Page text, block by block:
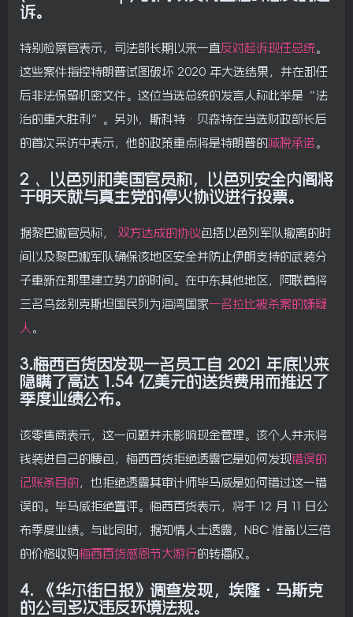
诉。
特别检察官表示，司法部长期以来一直反对起诉现任总统。
这些案件指控特朗普试图破坏 2020 年大选结果，并在卸任
后非法保留机密文件。这位当选总统的发言人称此举是“法
治的重大胜利”。另外，斯科特·贝森特在当选财政部长后
的首次采访中表示，他的政策重点将是特朗普的 减税承诺 。
2 、以色列和美国官员称，以色列安全内阁将
于明天就与真主党的停火协议进行投票。
据黎巴嫩官员称， 双方达成的协议包括以色列军队撤离的时
间以及黎巴嫩军队确保该地区安全并防止伊朗支持的武装分
子重新在那里建立势力的时间。在中东其他地区，阿联酋将
三名乌兹别克斯坦国民列为海湾国家一名拉比被杀案的嫌疑
人 。
3.梅西百货因发现一名员工自 2021 年底以来
隐瞒了高达 1.54 亿美元的送货费用而推迟了
季度业绩公布。
该零售商表示，这一问题并未影响现金管理。该个人并未将
钱装进自己的腰包，梅西百货拒绝透露它是如何发现错误的
记账条目的 ，也拒绝透露其审计师毕马威是如何错过这一错
误的。毕马威拒绝置评。梅西百货表示，将于 12 月 11 日公
布季度业绩。与此同时，据知情人士透露，NBC 准备以三倍
的价格收购梅西百货感恩节大游行的转播权。
4. 《华尔街日报》调查发现，埃隆·马斯克
的公司多次违反环境法规。